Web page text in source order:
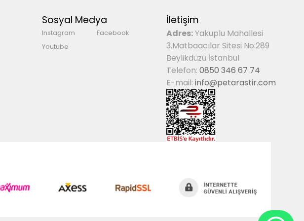
Sosyal Medya
Instagram
Facebook
Youtube
İletişim
Adres:Yakuplu Mahallesi
3.Matbaacılar Sitesi No:289
Beylikdüzü İstanbul
Telefon: 0850 346 67 74
E-mail: info@petarastir.com